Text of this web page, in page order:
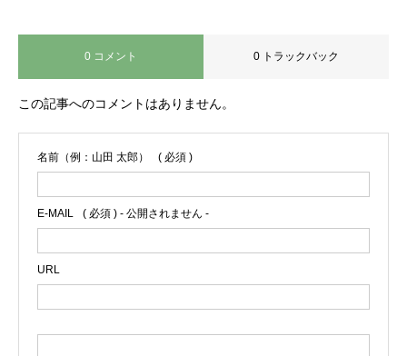
0 コメント 0 トラックバック
この記事へのコメントはありません。
名前（例：山田 太郎） ( 必須 )
E-MAIL ( 必須 ) - 公開されません -
URL